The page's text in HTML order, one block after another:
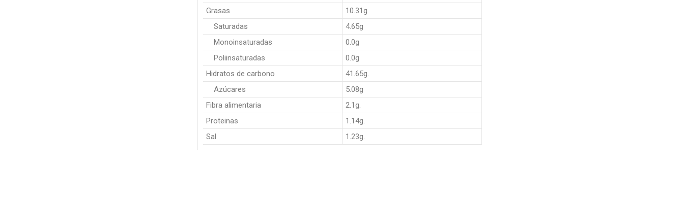
Grasas
10.31g
Saturadas
4.65g
Monoinsaturadas
0.0g
Poliinsaturadas
0.0g
Hidratos de carbono
41.65g.
Azúcares
5.08g
Fibra alimentaria
2.1g.
Proteinas
1.14g.
Sal
1.23g.